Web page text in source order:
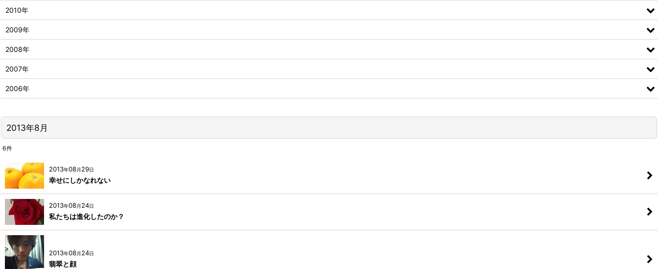
2013年8月
6件
2013年08月 29日
幸せにしかなれない
2013年08月 24日
私たちは進化したのか？
2013年08月 24日
翡翠と顔
2010年
2009年
2008年
2007年
2006年